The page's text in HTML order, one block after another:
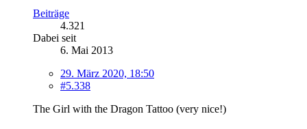
Beiträge
4.321
Dabei seit
6. Mai 2013
29. März 2020, 18:50
#5.338
The Girl with the Dragon Tattoo (very nice!)